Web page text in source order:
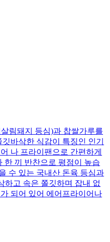
림돼지 등심)과 찹쌀가루를
바삭한 식감이 특징인 인기
나 프라이팬으로 간편하게
한 끼 반찬으로 평점이 높습
수 있는 국내산 돈육 등심과
하고 속은 쫄깃하며 잡내 없
되어 있어 에어프라이어나